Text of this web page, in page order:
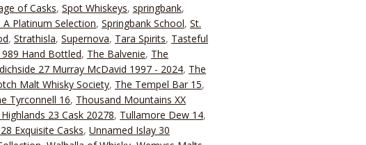
of Casks, Spot Whiskeys, springbank,
Platinum Selection, Springbank School, St.
, Strathisla, Supernova, Tara Spirits, Tasteful
Hand Bottled, The Balvenie, The
27 Murray McDavid 1997 - 2024, The
Malt Whisky Society, The Tempel Bar 15,
Tyrconnell 16, Thousand Mountains XX
23 Cask 20278, Tullamore Dew 14,
Exquisite Casks, Unnamed Islay 30